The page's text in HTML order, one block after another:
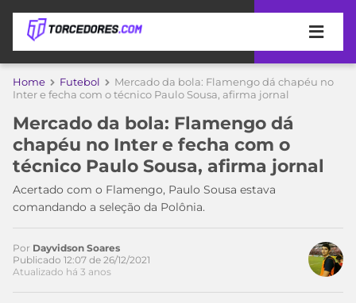
APOSTAS
DE
APOSTA
MELHORES
SITES
DE
APOSTAS
2026
COPA
DO
MUNDO
TIMES
MEU
TIME
CAMPEONATOS
Home Futebol
Mercado da bola: Flamengo dá chapéu no
Inter e fecha com o técnico Paulo Sousa, afirma jornal
Mercado da bola: Flamengo dá
chapéu no Inter e fecha com o
técnico Paulo Sousa, afirma jornal
Acertado com o Flamengo, Paulo Sousa estava
comandando a seleção da Polônia.
Acesse o perfil do autor
no Twitter
Por Dayvidson Soares
Publicado 12:07 de 26/12/2021
Atualizado há 3 anos